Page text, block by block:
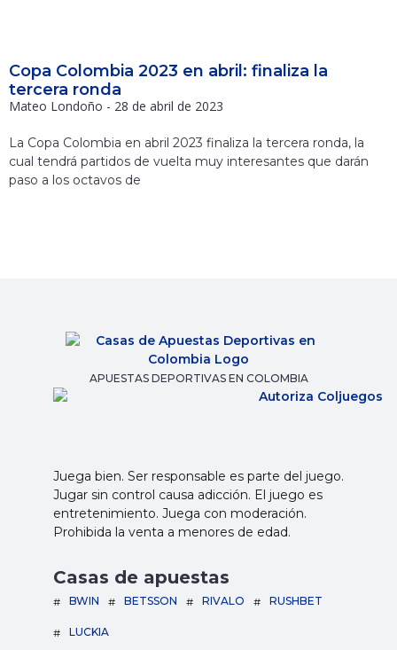
Copa Colombia 2023 en abril: finaliza la
tercera ronda
Mateo Londoño 28 de abril de 2023
La Copa Colombia en abril 2023 finaliza la tercera ronda, la
cual tendrá partidos de vuelta muy interesantes que darán
paso a los octavos de
APUESTAS DEPORTIVAS EN COLOMBIA
Juega bien. Ser responsable es parte del juego.
Jugar sin control causa adicción. El juego es
entretenimiento. Juega con moderación.
Prohibida la venta a menores de edad.
Casas de apuestas
BWIN BETSSON RIVALO RUSHBET
LUCKIA